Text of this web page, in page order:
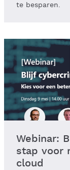
te besparen.
Webinar:
stap voor
cloud